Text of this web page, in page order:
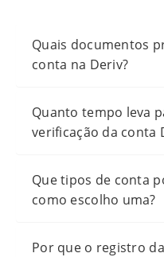
Quais documentos
conta na Deriv?
Quanto tempo leva
verificação da conta
Que tipos de conta
como escolho uma?
Por que o registro